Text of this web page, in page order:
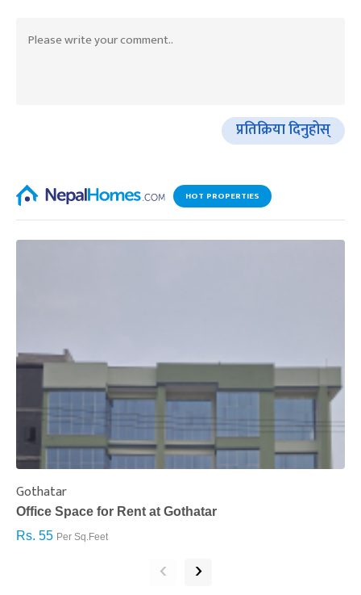
प्रतिक्रिया दिनुहोस्
HOT PROPERTIES
Gothatar
Office Space for Rent at Gothatar
Rs. 55 Per Sq.Feet
‹ ›